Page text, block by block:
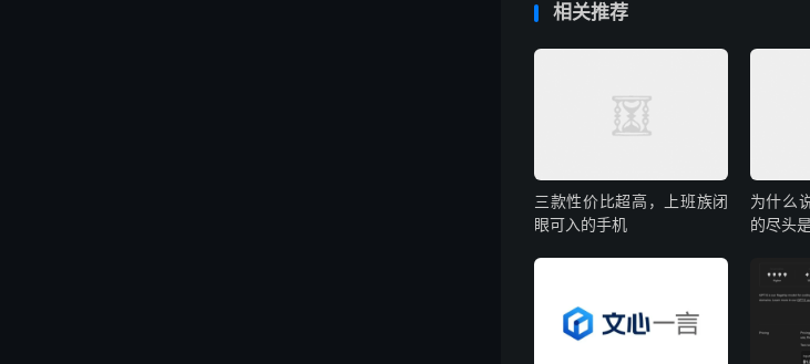
相关推荐
三款性价比超高，上班族闭
眼可入的手机
为什么
的尽头